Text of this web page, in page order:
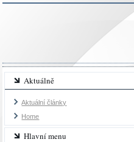
Aktuálně
Aktuální články
Home
Hlavní menu